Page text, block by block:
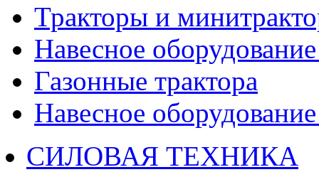
Тракторы и
Навесное
Газонные трактора
Навесное
СИЛОВАЯ ТЕХНИКА